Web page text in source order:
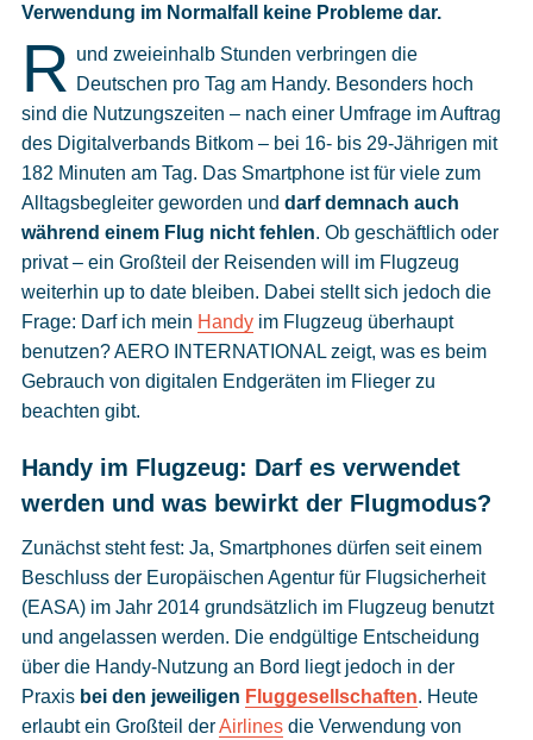
Cookies
Datenschutzeinstellungen
Verwendung im Normalfall keine Probleme dar.
R und zweieinhalb Stunden verbringen die
Deutschen pro Tag am Handy. Besonders hoch
sind die Nutzungszeiten – nach einer Umfrage im Auftrag
des Digitalverbands Bitkom – bei 16- bis 29-Jährigen mit
182 Minuten am Tag. Das Smartphone ist für viele zum
Alltagsbegleiter geworden und darf demnach auch
während einem Flug nicht fehlen. Ob geschäftlich oder
privat – ein Großteil der Reisenden will im Flugzeug
weiterhin up to date bleiben. Dabei stellt sich jedoch die
Frage: Darf ich mein Handyim Flugzeug überhaupt
benutzen? AERO INTERNATIONAL zeigt, was es beim
Gebrauch von digitalen Endgeräten im Flieger zu
beachten gibt.
Handy im Flugzeug: Darf es verwendet
werden und was bewirkt der Flugmodus?
Zunächst steht fest: Ja, Smartphones dürfen seit einem
Beschluss der Europäischen Agentur für Flugsicherheit
(EASA) im Jahr 2014 grundsätzlich im Flugzeug benutzt
und angelassen werden. Die endgültige Entscheidung
über die Handy-Nutzung an Bord liegt jedoch in der
Praxis bei den jeweiligen Fluggesellschaften. Heute
erlaubt ein Großteil derAirlinesdie Verwendung von